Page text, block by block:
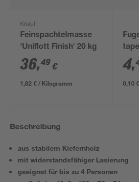
Knauf
Feinspachtelmasse
'Uniflott Finish' 20 kg
36,49 €
1,82 € / Kilogramm
4,
0,10
Beschreibung
aus stabilem Kiefernholz
mit widerstandsfähiger Lasierung
geeignet für bis zu 4 Personen